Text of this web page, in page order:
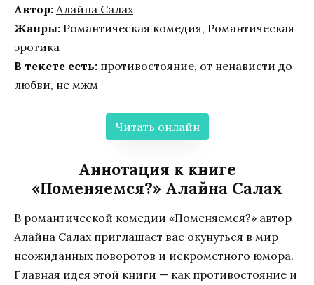
Автор: Алайна Салах
Жанры: Романтическая комедия, Романтическая
эротика
В тексте есть: противостояние, от ненависти до
любви, не мжм
Читать онлайн
Аннотация к книге
«Поменяемся?» Алайна Салах
В романтической комедии «Поменяемся?» автор
Алайна Салах приглашает вас окунуться в мир
неожиданных поворотов и искрометного юмора.
Главная идея этой книги — как противостояние и